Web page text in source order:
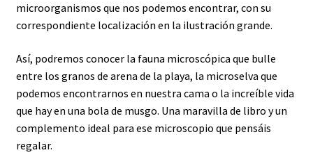
microorganismos que nos podemos encontrar, con su
correspondiente localización en la ilustración grande.
Así, podremos conocer la fauna microscópica que bulle
entre los granos de arena de la playa, la microselva que
podemos encontrarnos en nuestra cama o la increíble vida
que hay en una bola de musgo. Una maravilla de libro y un
complemento ideal para ese microscopio que pensáis
regalar.